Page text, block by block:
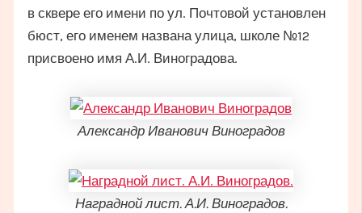
в сквере его имени по ул. Почтовой установлен
бюст, его именем названа улица, школе №12
присвоено имя А.И. Виноградова.
Александр Иванович Виноградов
Наградной лист. А.И. Виноградов.